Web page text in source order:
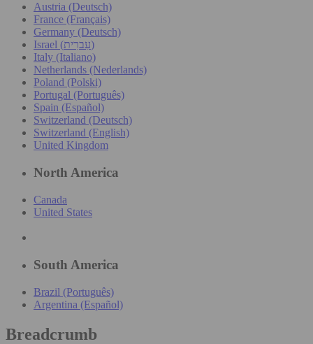
Austria (Deutsch)
France (Français)
Germany (Deutsch)
Israel (עִברִית)
Italy (Italiano)
Netherlands (Nederlands)
Poland (Polski)
Portugal (Português)
Spain (Español)
Switzerland (Deutsch)
Switzerland (English)
United Kingdom
North America
Canada
United States
South America
Brazil (Português)
Argentina (Español)
Breadcrumb